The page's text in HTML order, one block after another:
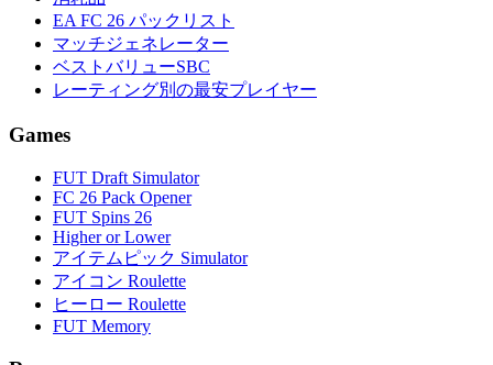
EA FC 26 パックリスト
マッチジェネレーター
ベストバリューSBC
レーティング別の最安プレイヤー
Games
FUT Draft Simulator
FC 26 Pack Opener
FUT Spins 26
Higher or Lower
アイテムピック Simulator
アイコン Roulette
ヒーロー Roulette
FUT Memory